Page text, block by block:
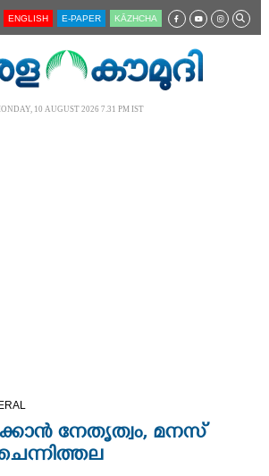
ENGLISH E-PAPER KĀZHCHA
10 AUGUST 2026 7.31 PM IST
നേതൃത്വം, മനസ്